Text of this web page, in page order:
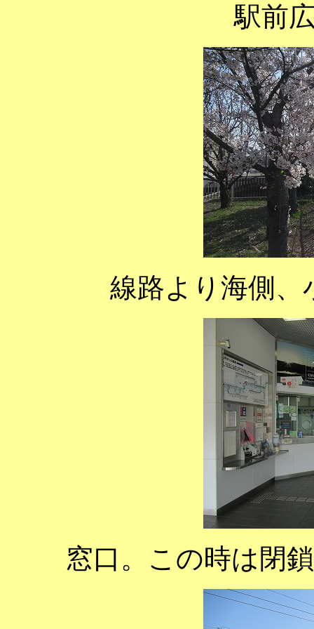
駅前
線路より海側、
窓口。この時は閉